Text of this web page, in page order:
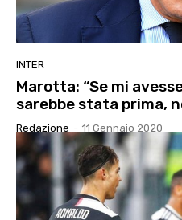
INTER
Marotta: “Se mi
sarebbe stata prima,
Redazione - 11 Gennaio 2020